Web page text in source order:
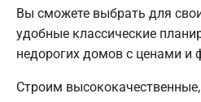
Вы сможете выбрать для
удобные классические
недорогих домов с ценами и
Строим